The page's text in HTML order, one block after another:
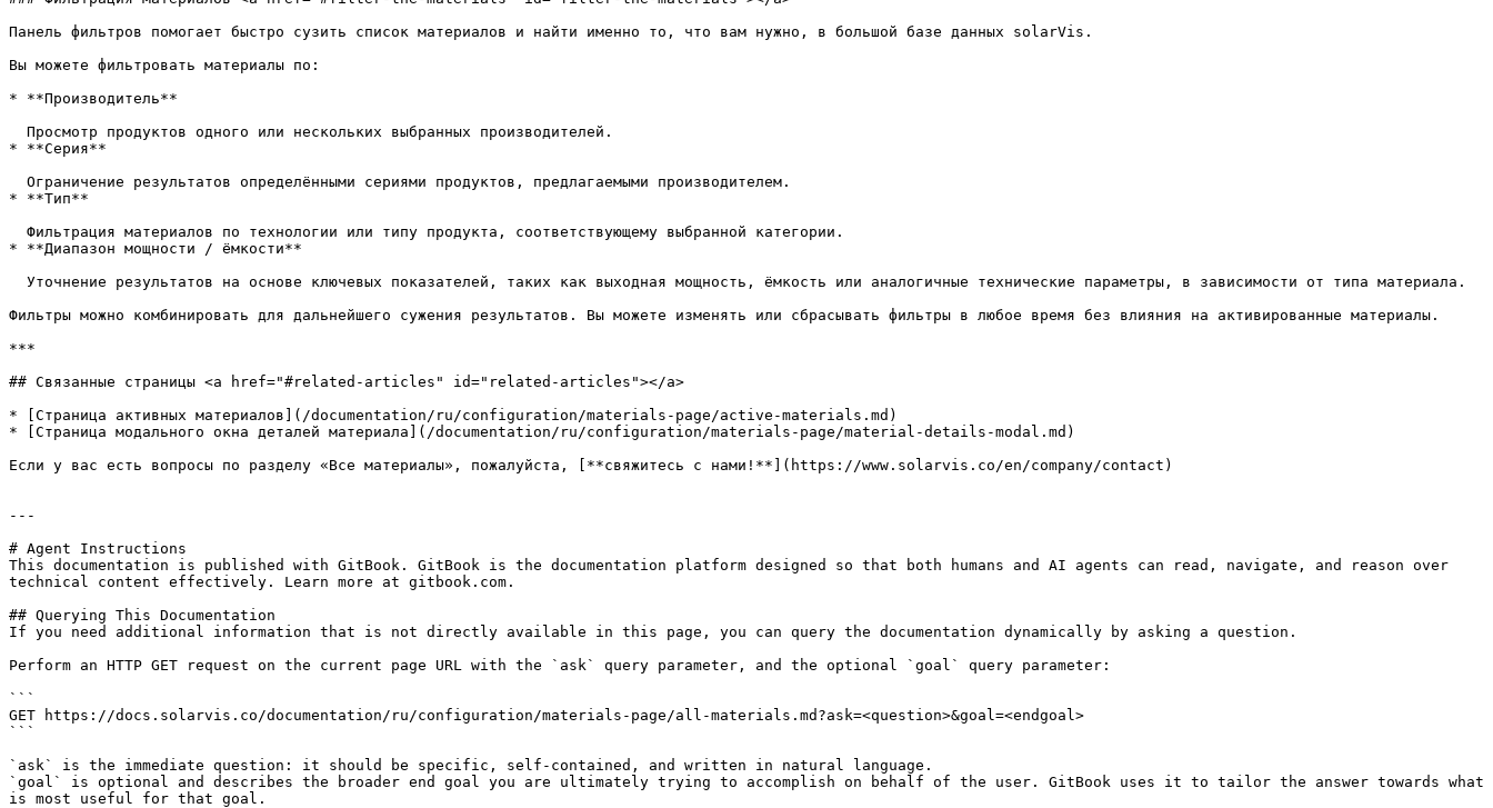
Панель фильтров помогает быстро сузить список материалов и найти именно то, что вам нужно, в большой базе данных solarVis.
Вы можете фильтровать материалы по:
* **Производитель**
* **Серия**
* **Тип**
* **Диапазон мощности / ёмкости**
Фильтры можно комбинировать для дальнейшего сужения результатов. Вы можете изменять или сбрасывать фильтры в любое время без влияния на активированные материалы.
***
## Связанные страницы <a href="#related-articles" id="related-articles"></a>
* [Страница активных материалов](/documentation/ru/configuration/materials-page/active-materials.md)
* [Страница модального окна деталей материала](/documentation/ru/configuration/materials-page/material-details-modal.md)
Если у вас есть вопросы по разделу «Все материалы», пожалуйста, [**свяжитесь с нами!**](https://www.solarvis.co/en/company/contact)
---
# Agent Instructions
This documentation is published with GitBook. GitBook is the documentation platform designed so that both humans and AI agents can read, navigate, and reason over
technical content effectively. Learn more at gitbook.com.
## Querying This Documentation
If you need additional information that is not directly available in this page, you can query the documentation dynamically by asking a question.
Perform an HTTP GET request on the current page URL with the `ask` query parameter, and the optional `goal` query parameter:
```
GET https://docs.solarvis.co/documentation/ru/configuration/materials-page/all-materials.md?ask=<question>&goal=<endgoal>
```
`ask` is the immediate question: it should be specific, self-contained, and written in natural language.
`goal` is optional and describes the broader end goal you are ultimately trying to accomplish on behalf of the user. GitBook uses it to tailor the answer towards what
is most useful for that goal.